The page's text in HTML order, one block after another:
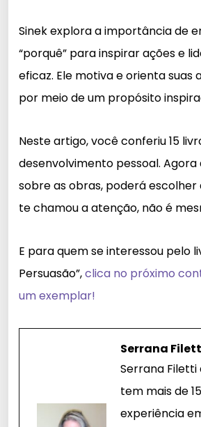
Sinek explora a importância de
“porquê” para inspirar ações e
eficaz. Ele motiva e orienta suas
por meio de um propósito
Neste artigo, você conferiu 15
desenvolvimento pessoal. Agora
sobre as obras, poderá escolher
te chamou a atenção, não é
E para quem se interessou pelo
Persuasão”,clica no próximo
um exemplar!
Serrana
Serrana
tem mais de
experiência